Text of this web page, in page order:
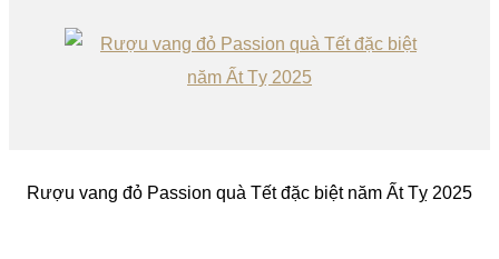
Rượu vang đỏ Passion quà Tết đặc biệt năm Ất Tỵ 2025